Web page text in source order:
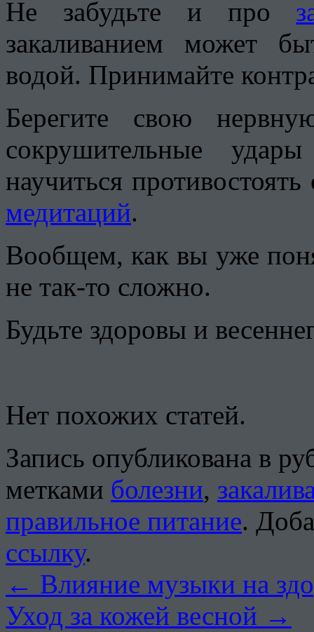
Не забудьте и про
закаливанием может
водой. Принимайте
Берегите свою
сокрушительные
научиться
медитаций.
Вообщем, как вы уже
не так-то сложно.
Будьте здоровы и
Нет похожих статей.
Запись опубликована в
метками болезни,
правильное питание.
ссылку.
← Влияние музыки на
Уход за кожей весной →